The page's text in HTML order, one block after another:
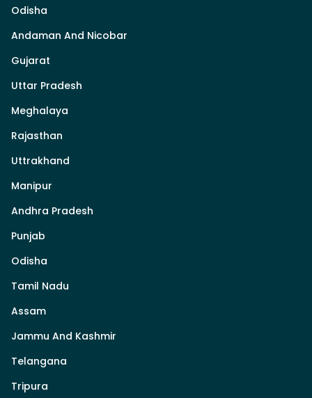
Odisha
Andaman And Nicobar
Gujarat
Uttar Pradesh
Meghalaya
Rajasthan
Uttrakhand
Manipur
Andhra Pradesh
Punjab
Odisha
Tamil Nadu
Assam
Jammu And Kashmir
Telangana
Tripura